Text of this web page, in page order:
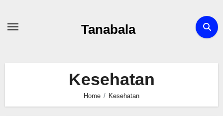
Tanabala
Kesehatan
Home Kesehatan